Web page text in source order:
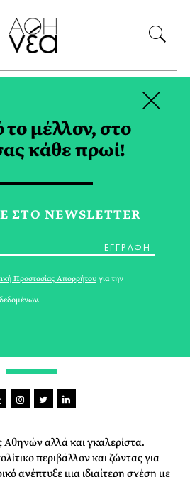
Αθηνών αλλά και γκαλερίστα.
περιβάλλον και ζώντας για
ανέπτυξε μια ιδιαίτερη σχέση με
μέλλον, στο
κάθε πρωί!
ΣΤΟ NEWSLETTER
Προστασίας Απορρήτου για την
×